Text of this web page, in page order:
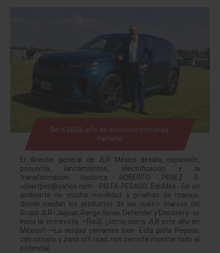
Será 2026, año de evolución profunda:
Peñafiel
El director general de JLR México detalla expansión,
posventa, lanzamientos, electrificación y la
transformación histórica ROBERTO PEREZ S.
robertpez@yahoo.com PISTA PEGASO, EdoMex.- En un
ambiente de mucha movilidad y pruebas de manejo,
donde ruedan los productos de las cuatro marcas del
Grupo JLR -Jaguar, Range Rover, Defender y Discovery- se
inicia la entrevista. —Raúl, ¿cómo cierra JLR este año en
México? —La verdad cerramos bien. Esta pista Pegaso,
con circuito y zona off-road, nos permite mostrar todo el
potencial…